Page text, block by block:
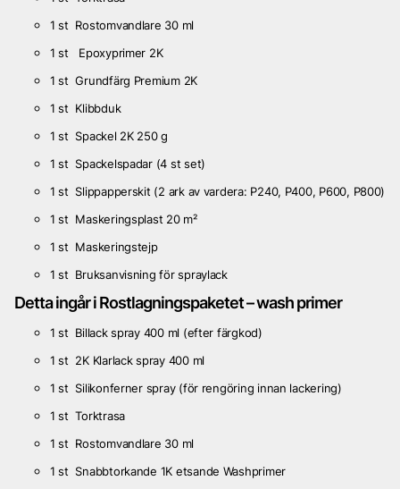
1 st Rostomvandlare 30 ml
1 st Epoxyprimer 2K
1 st Grundfärg Premium 2K
1 st Klibbduk
1 st Spackel 2K 250 g
1 st Spackelspadar (4 st set)
1 st Slippapperskit (2 ark av vardera: P240, P400, P600, P800)
1 st Maskeringsplast 20 m²
1 st Maskeringstejp
1 st Bruksanvisning för spraylack
Detta ingår i Rostlagningspaketet – wash primer
1 st Billack spray 400 ml (efter färgkod)
1 st 2K Klarlack spray 400 ml
1 st Silikonferner spray (för rengöring innan lackering)
1 st Torktrasa
1 st Rostomvandlare 30 ml
1 st Snabbtorkande 1K etsande Washprimer